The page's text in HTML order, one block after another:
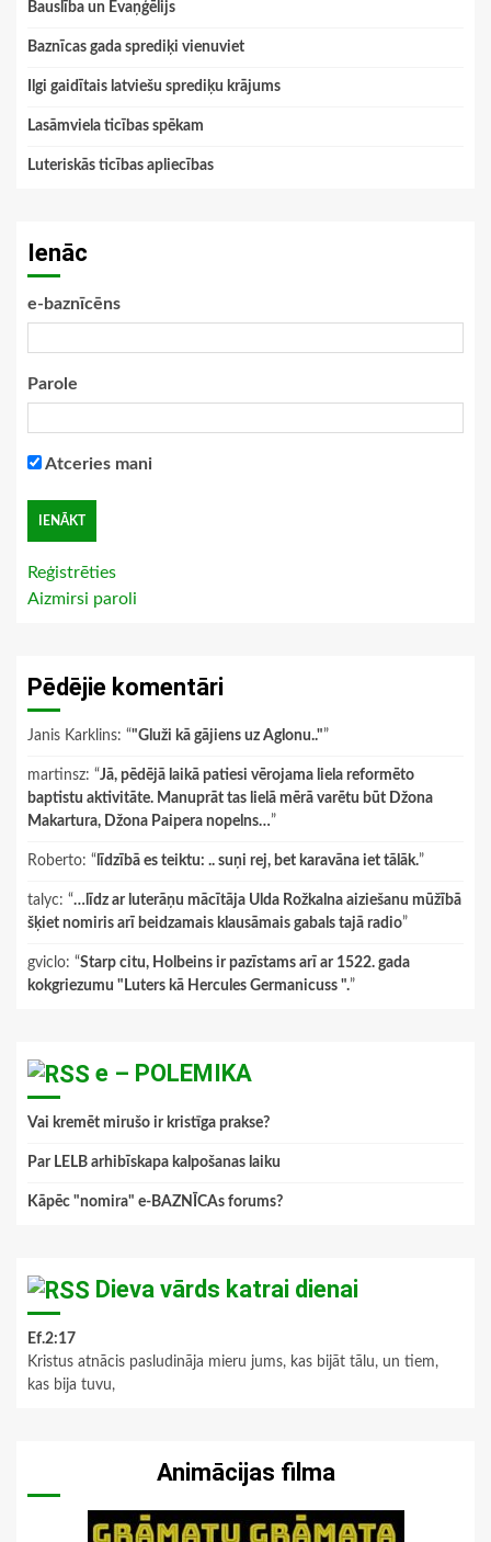
Bauslība un Evaņģēlijs
Baznīcas gada sprediķi vienuviet
Ilgi gaidītais latviešu sprediķu krājums
Lasāmviela ticības spēkam
Luteriskās ticības apliecības
Ienāc
e-baznīcēns
Parole
Atceries mani
Reģistrēties
Aizmirsi paroli
Pēdējie komentāri
Janis Karklins: “"Gluži kā gājiens uz Aglonu.."”
martinsz: “Jā, pēdējā laikā patiesi vērojama liela reformēto
baptistu aktivitāte. Manuprāt tas lielā mērā varētu būt Džona
Makartura, Džona Paipera nopelns…”
Roberto: “ līdzībā es teiktu: .. suņi rej, bet karavāna iet tālāk.”
talyc: “…līdz ar luterāņu mācītāja Ulda Rožkalna aiziešanu mūžībā
šķiet nomiris arī beidzamais klausāmais gabals tajā radio”
gviclo: “Starp citu, Holbeins ir pazīstams arī ar 1522. gada
kokgriezumu "Luters kā Hercules Germanicuss ".”
e – POLEMIKA
Vai kremēt mirušo ir kristīga prakse?
Par LELB arhibīskapa kalpošanas laiku
Kāpēc "nomira" e-BAZNĪCAs forums?
Dieva vārds katrai dienai
Ef.2:17
Kristus atnācis pasludināja mieru jums, kas bijāt tālu, un tiem,
kas bija tuvu,
Animācijas filma